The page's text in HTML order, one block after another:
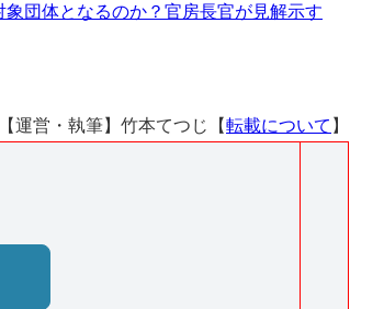
団体となるのか？官房長官が見解示す
【運営・執筆】竹本てつじ【転載について 】